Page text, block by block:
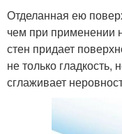
Отделанная ею
чем при применении
стен придает
не только гладкость,
сглаживает